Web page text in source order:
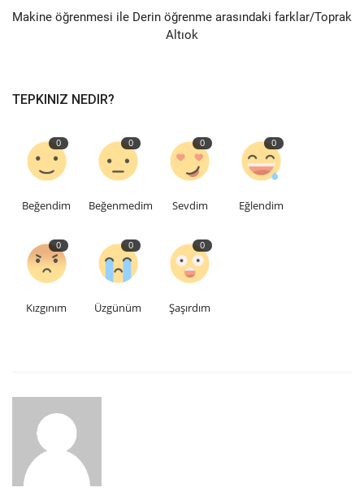
Makine öğrenmesi ile Derin öğrenme arasındaki farklar/Toprak
Altıok
TEPKINIZ NEDIR?
0
Beğendim
0
Beğenmedim
0
Sevdim
0
Eğlendim
0
Kızgınım
0
Üzgünüm
0
Şaşırdım